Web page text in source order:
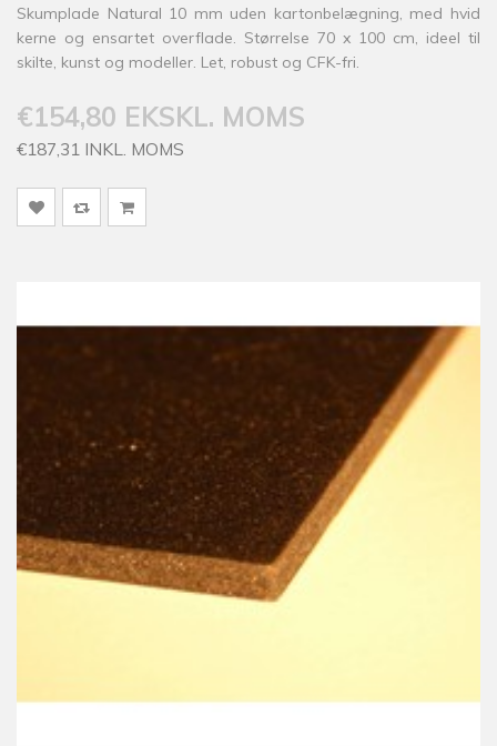
Skumplade Natural 10 mm uden kartonbelægning, med hvid
kerne og ensartet overflade. Størrelse 70 x 100 cm, ideel til
skilte, kunst og modeller. Let, robust og CFK-fri.
€154,80 EKSKL. MOMS
€187,31 INKL. MOMS